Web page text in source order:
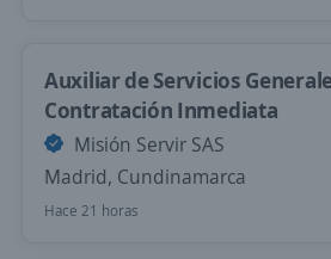
Auxiliar de Servicios
Contratación Inmediata
Misión Servir SAS
Madrid, Cundinamarca
Hace 21 horas